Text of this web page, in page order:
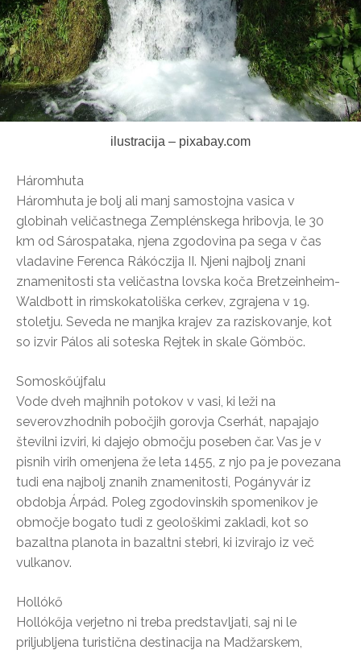
ilustracija – pixabay.com
Háromhuta
Háromhuta je bolj ali manj samostojna vasica v
globinah veličastnega Zemplénskega hribovja, le 30
km od Sárospataka, njena zgodovina pa sega v čas
vladavine Ferenca Rákóczija II. Njeni najbolj znani
znamenitosti sta veličastna lovska koča Bretzeinheim-
Waldbott in rimskokatoliška cerkev, zgrajena v 19.
stoletju. Seveda ne manjka krajev za raziskovanje, kot
so izvir Pálos ali soteska Rejtek in skale Gömböc.
Somoskőújfalu
Vode dveh majhnih potokov v vasi, ki leži na
severovzhodnih pobočjih gorovja Cserhát, napajajo
številni izviri, ki dajejo območju poseben čar. Vas je v
pisnih virih omenjena že leta 1455, z njo pa je povezana
tudi ena najbolj znanih znamenitosti, Pogányvár iz
obdobja Árpád. Poleg zgodovinskih spomenikov je
območje bogato tudi z geološkimi zakladi, kot so
bazaltna planota in bazaltni stebri, ki izvirajo iz več
vulkanov.
Hollókő
Hollókőja verjetno ni treba predstavljati, saj ni le
priljubljena turistična destinacija na Madžarskem,